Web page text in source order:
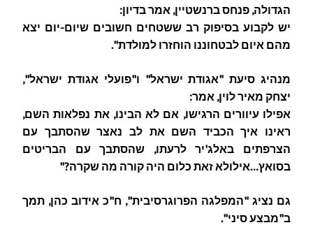
הגדולה, פנחס ברנשטיין, אמר בדיון:
יש לקבוע בסיפוק רב ששטחים חשובים שיום-יום יצא
מהם איום לבטחוננו הוחזרו למולדת".
מנהיג סיעת "אגודת ישראל" ו"פועלי אגודת ישראל",
יצחק מאיר לוין, אמר:
אפילו עיוורים הרגישו, אם לא הבינו, את נפלאות השם,
ראינו איך הכביד השם את לב נאצר שהסתבך עם
הצרפתים באלג'יר לרעתו, שהסתבך עם הבריטים
בסואץ…אילולא זאת כלום היה קורה מה שקרה?"
גם נציג "המפלגה הפרוגרסיבית", ח"כ אידוב כהן, תמך
ב"מבצע סיני".